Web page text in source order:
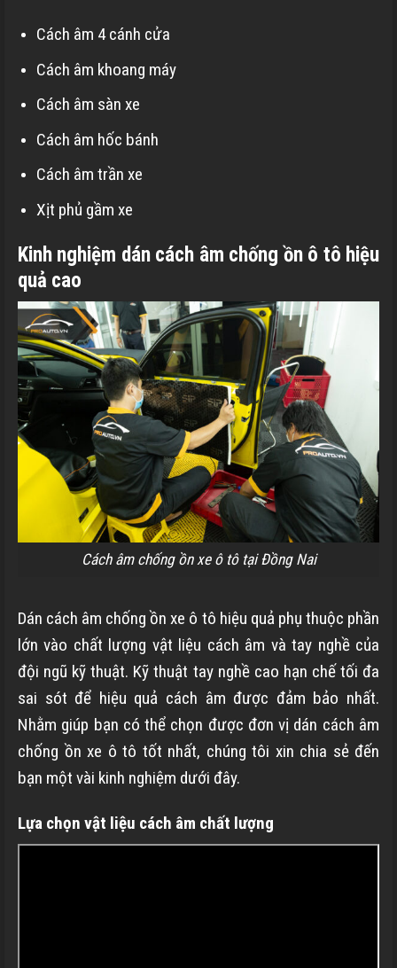
Cách âm 4 cánh cửa
Cách âm khoang máy
Cách âm sàn xe
Cách âm hốc bánh
Cách âm trần xe
Xịt phủ gầm xe
Kinh nghiệm dán cách âm chống ồn ô tô hiệu
quả cao
Cách âm chống ồn xe ô tô tại Đồng Nai
Dán cách âm chống ồn xe ô tô hiệu quả phụ thuộc phần
lớn vào chất lượng vật liệu cách âm và tay nghề của
đội ngũ kỹ thuật. Kỹ thuật tay nghề cao hạn chế tối đa
sai sót để hiệu quả cách âm được đảm bảo nhất.
Nhằm giúp bạn có thể chọn được đơn vị dán cách âm
chống ồn xe ô tô tốt nhất, chúng tôi xin chia sẻ đến
bạn một vài kinh nghiệm dưới đây.
Lựa chọn vật liệu cách âm chất lượng